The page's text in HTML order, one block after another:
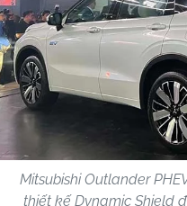
Mitsubishi Outlander
thiết kế Dynamic Shield